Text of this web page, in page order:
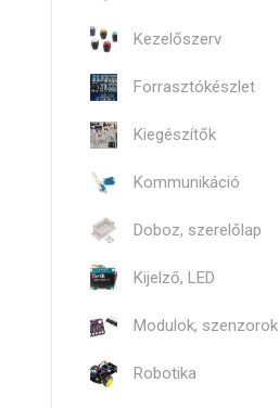
Kezelőszerv
Forrasztókészlet
Kiegészítők
Kommunikáció
Doboz, szerelőlap
Kijelző, LED
Modulok, szenzorok
Robotika